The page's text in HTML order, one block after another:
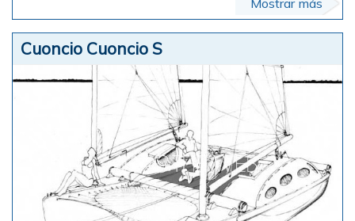
Cuoncio Cuoncio S